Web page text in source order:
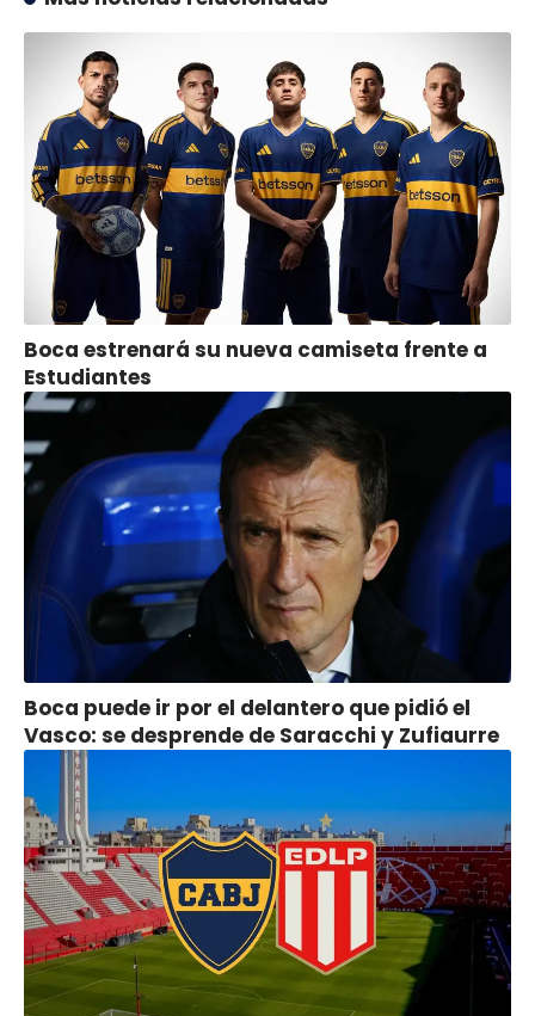
Boca estrenará su nueva camiseta frente a
Estudiantes
Boca puede ir por el delantero que pidió el
Vasco: se desprende de Saracchi y Zufiaurre